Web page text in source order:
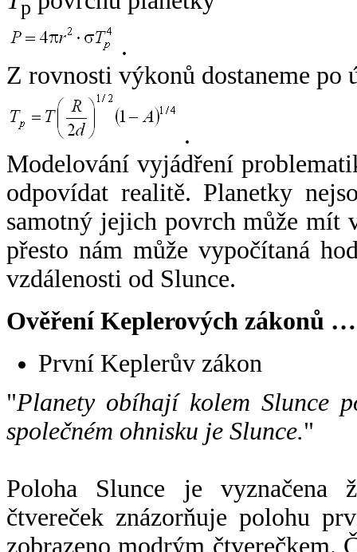
p
.
Z rovnosti výkonů dostaneme po
.
Modelování vyjádření
odpovídat realitě. Planetky
samotný jejich povrch může mít
přesto nám může vypočítaná
vzdálenosti od Slunce.
Ověření Keplerových zákonů …
První Keplerův zákon
"Planety obíhají kolem Slunce
společném ohnisku je Slunce."
Poloha Slunce je vyznačena
čtvereček znázorňuje polohu
zobrazeno modrým čtverečkem.